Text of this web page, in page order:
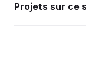
Projets sur ce